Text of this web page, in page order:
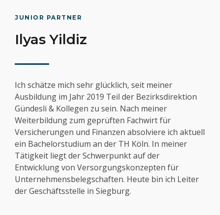
JUNIOR PARTNER
Ilyas Yildiz
Ich schätze mich sehr glücklich, seit meiner
Ausbildung im Jahr 2019 Teil der Bezirksdirektion
Gündesli & Kollegen zu sein. Nach meiner
Weiterbildung zum geprüften Fachwirt für
Versicherungen und Finanzen absolviere ich aktuell
ein Bachelorstudium an der TH Köln. In meiner
Tätigkeit liegt der Schwerpunkt auf der
Entwicklung von Versorgungskonzepten für
Unternehmensbelegschaften. Heute bin ich Leiter
der Geschäftsstelle in Siegburg.